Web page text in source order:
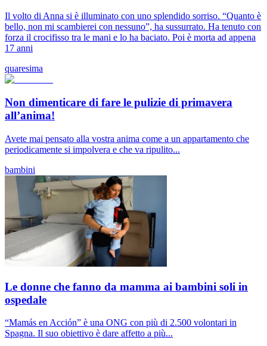
Il volto di Anna si è illuminato con uno splendido sorriso. “Quanto è
bello, non mi scambierei con nessuno”, ha sussurrato. Ha tenuto con
forza il crocifisso tra le mani e lo ha baciato. Poi è morta ad appena
17 anni
quaresima
Non dimenticare di fare le pulizie di primavera
all’anima!
Avete mai pensato alla vostra anima come a un appartamento che
periodicamente si impolvera e che va ripulito...
bambini
Le donne che fanno da mamma ai bambini soli in
ospedale
“Mamás en Acción” è una ONG con più di 2.500 volontari in
Spagna. Il suo obiettivo è dare affetto a più...